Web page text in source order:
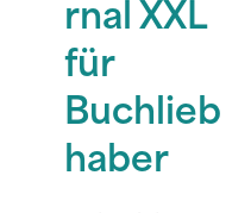
rnal XXL
für
Buchlieb
haber